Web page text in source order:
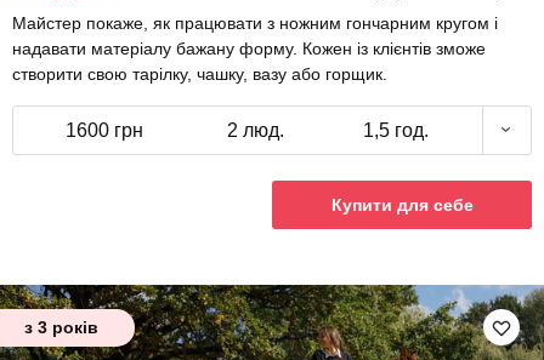
Майстер покаже, як працювати з ножним гончарним кругом і
надавати матеріалу бажану форму. Кожен із клієнтів зможе
створити свою тарілку, чашку, вазу або горщик.
1600 грн 2 люд. 1,5 год.
Купити для себе
з 3 років